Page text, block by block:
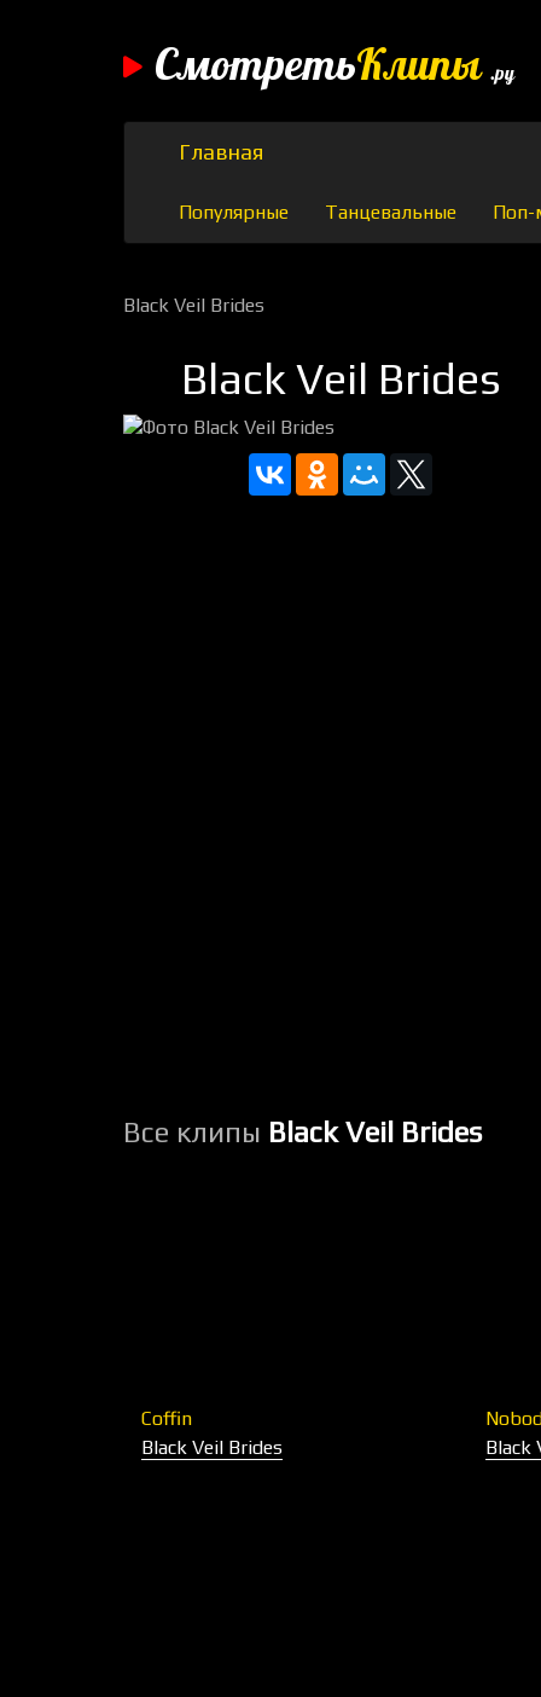
СмотретьКлипы .ру
Главная
Популярные Танцевальные Поп-
Black Veil Brides
Black Veil Brides
Все клипы Black Veil Brides
Coffin
Black Veil Brides
Black